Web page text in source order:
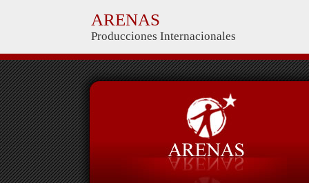
ARENAS
Producciones Internacionales